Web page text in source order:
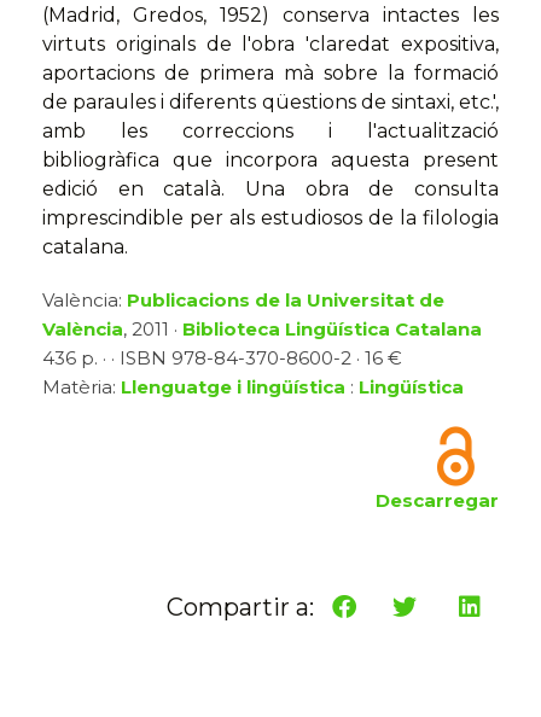
(Madrid, Gredos, 1952) conserva intactes les
virtuts originals de l'obra 'claredat expositiva,
aportacions de primera mà sobre la formació
de paraules i diferents qüestions de sintaxi, etc.',
amb les correccions i l'actualització
bibliogràfica que incorpora aquesta present
edició en català. Una obra de consulta
imprescindible per als estudiosos de la filologia
catalana.
València: Publicacions de la Universitat de
València, 2011 · Biblioteca Lingüística Catalana
436 p. · · ISBN 978-84-370-8600-2 · 16 €
Matèria: Llenguatge i lingüística : Lingüística
Descarregar
Compartir a: